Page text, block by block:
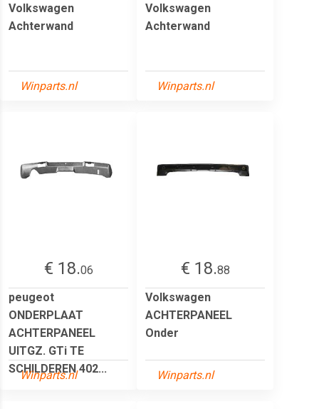
Volkswagen
Achterwand
Winparts.nl
Volkswagen
Achterwand
Winparts.nl
€ 18.06
peugeot
ONDERPLAAT
ACHTERPANEEL
UITGZ. GTi TE
SCHILDEREN 402...
Winparts.nl
€ 18.88
Volkswagen
ACHTERPANEEL
Onder
Winparts.nl